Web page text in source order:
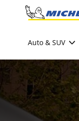
Go to page content
Auto & SUV